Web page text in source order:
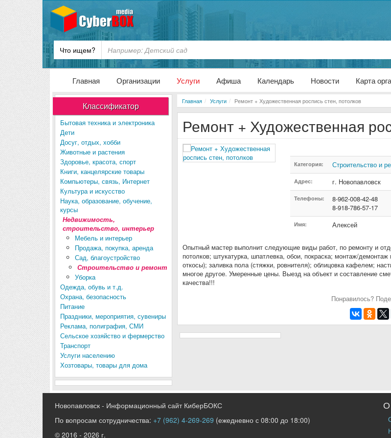
Что ищем?
Главная Организации Услуги Афиша Календарь Новости Карта
Классификатор
Бытовая техника и электроника
Дети
Досуг, отдых, хобби
Животные и растения
Здоровье, красота, спорт
Книги, канцелярские товары
Компьютеры, связь, Интернет
Культура и искусство
Наука, образование, обучение,
курсы
Недвижимость,
строительство, интерьер
Мебель и интерьер
Продажа, покупка, аренда
Сад, благоустройство
Строительство и ремонт
Уборка
Одежда, обувь и т.д.
Охрана, безопасность
Питание
Праздники, мероприятия, сувениры
Реклама, полиграфия, СМИ
Сельское хозяйство и фермерство
Транспорт
Услуги населению
Хозтовары, товары для дома
Главная Услуги Ремонт + Художественная роспись стен, потолков
Ремонт + Художественная
Категория: Строительство и
Адрес: г. Новопавловск
Телефоны:
8-962-008-42-48
8-918-786-57-17
Имя: Алексей
Опытный мастер выполнит следующие виды работ, по ремонту и
потолков; штукатурка, шпатлевка, обои, покраска; монтаж/
откосы); заливка пола (стяжки, ровнителя); облицовка кафелем;
многое другое. Умеренные цены. Выезд на объект и составление
качества!!!
Понравилось?
Новопавловск - Информационный сайт КиберБОКС
По вопросам сотрудничества: +7 (962) 4-269-269 (ежедневно с 08:00 до 18:00)
© 2016 - 2026 г.
О